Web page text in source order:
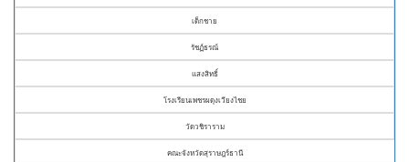
เด็กชาย
รัชฏ์ธรณ์
แสงสิทธิ์
โรงเรียนเพชรผดุงเวียงไชย
วัดวชิราราม
คณะจังหวัดสุราษฎร์ธานี